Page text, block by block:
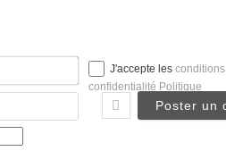
Nom*
J'accepte les conditions
confidentialité Politique